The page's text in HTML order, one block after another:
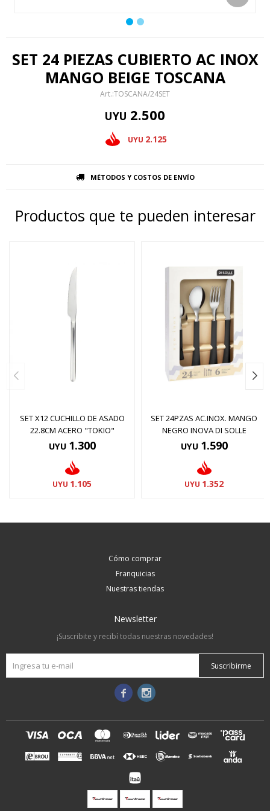
SET 24 PIEZAS CUBIERTO AC INOX
MANGO BEIGE TOSCANA
TOSCANA/24SET
UYU 2.500
UYU 2.125
MÉTODOS Y COSTOS DE ENVÍO
Productos que te pueden interesar
SET X12 CUCHILLO DE ASADO
22.8CM ACERO "TOKIO"
UYU 1.300
UYU 1.105
SET 24PZAS AC.INOX. MANGO
NEGRO INOVA DI SOLLE
UYU 1.590
UYU 1.352
Cómo comprar
Franquicias
Nuestras tiendas
Newsletter
¡Suscribite y recibí todas nuestras novedades!
Suscribirme
 